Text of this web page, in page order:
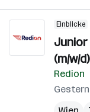
Einblicke
(m/w/d)
Redion